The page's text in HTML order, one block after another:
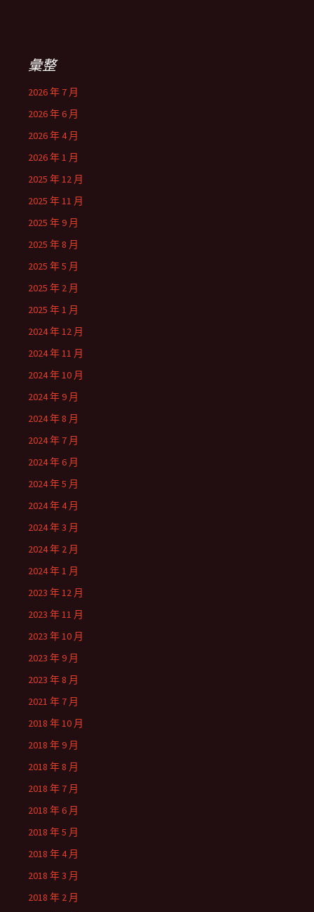
彙整
2026 年 7 月
2026 年 6 月
2026 年 4 月
2026 年 1 月
2025 年 12 月
2025 年 11 月
2025 年 9 月
2025 年 8 月
2025 年 5 月
2025 年 2 月
2025 年 1 月
2024 年 12 月
2024 年 11 月
2024 年 10 月
2024 年 9 月
2024 年 8 月
2024 年 7 月
2024 年 6 月
2024 年 5 月
2024 年 4 月
2024 年 3 月
2024 年 2 月
2024 年 1 月
2023 年 12 月
2023 年 11 月
2023 年 10 月
2023 年 9 月
2023 年 8 月
2021 年 7 月
2018 年 10 月
2018 年 9 月
2018 年 8 月
2018 年 7 月
2018 年 6 月
2018 年 5 月
2018 年 4 月
2018 年 3 月
2018 年 2 月